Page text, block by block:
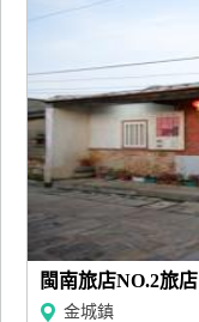
閩南旅店NO.2旅店
金城鎮